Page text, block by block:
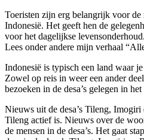
Toeristen zijn erg belangrijk voor de
Indonesië. Het geeft hen de
voor het dagelijkse
Lees onder andere mijn verhaal
Indonesië is typisch een land waar
Zowel op reis in weer een ander
bezoeken in de desa’s gelegen in
Nieuws uit de desa’s Tileng,
Tileng actief is. Nieuws over de
de mensen in de desa’s. Het gaat